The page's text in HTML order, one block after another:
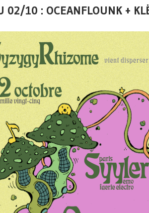
02/10 : OCEANFLOUNK +